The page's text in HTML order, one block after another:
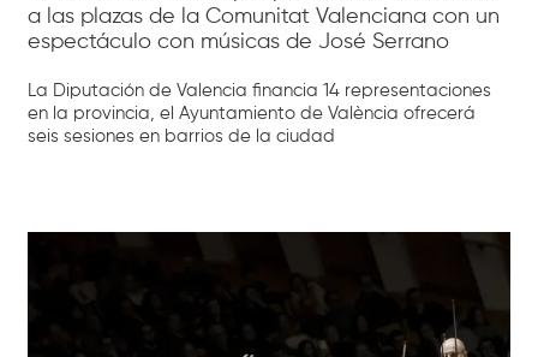
a las plazas de la Comunitat Valenciana con un
espectáculo con músicas de José Serrano
La Diputación de Valencia financia 14 representaciones
en la provincia, el Ayuntamiento de València ofrecerá
seis sesiones en barrios de la ciudad